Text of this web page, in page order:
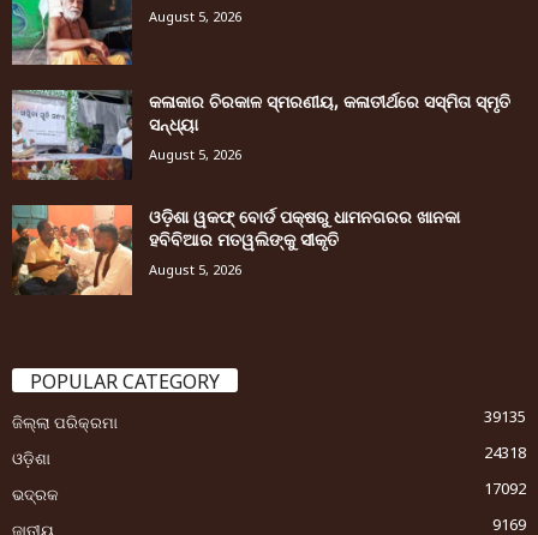
August 5, 2026
କଳାକାର ଚିରକାଳ ସ୍ମରଣୀୟ, କଳାତୀର୍ଥରେ ସସ୍ମିତା ସ୍ମୃତି
ସନ୍ଧ୍ୟା
August 5, 2026
ଓଡ଼ିଶା ୱକଫ୍ ବୋର୍ଡ ପକ୍ଷରୁ ଧାମନଗରର ଖାନକା
ହବିବିଆର ମତୱଲିଙ୍କୁ ସୀକୃତି
August 5, 2026
POPULAR CATEGORY
ଜିଲ୍ଲା ପରିକ୍ରମା
39135
ଓଡ଼ିଶା
24318
ଭଦ୍ରକ
17092
ଜାତୀୟ
9169